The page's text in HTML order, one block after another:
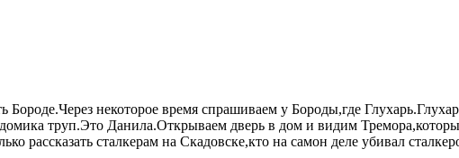
Бороде.Через некоторое время спрашиваем у Бороды,где
труп.Это Данила.Открываем дверь в дом и видим
рассказать сталкерам на Скадовске,кто на самон деле убивал